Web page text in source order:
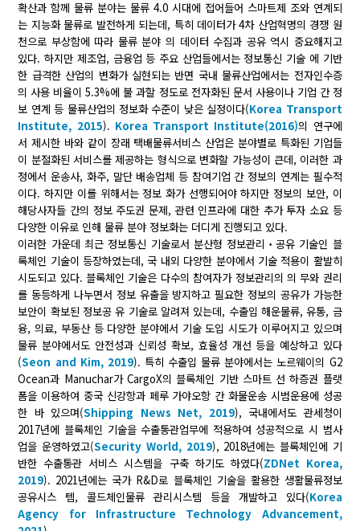
확산과 함께 물류 분야는 물류 4.0 시대에 접어들어 스마트제 조와 연계되
는 지능화 물류로 발전하게 되는데, 특히 데이터가 4차 산업혁명의 경쟁 원
천으로 부상함에 따라 물류 분야 의 데이터 수집과 공유 역시 중요해지고
있다. 하지만 제조업, 금융업 등 주요 산업들에서는 정보통신 기술 에 기반
한 급격한 산업의 변화가 실현되는 반면 국내 물류산업에서는 전자인수증
의 사용 비율이 5.3%에 불 과할 정도로 전자화된 문서 사용이나 기업 간 정
보 연계 등 물류산업의 정보화 수준이 낮은 실정이다(Korea Transport
Institute, 2015). Korea Transport Institute(2016)의 연구에
서 제시한 바와 같이 장래 택배물류서비스 산업은 분야별로 특화된 기업들
이 분절화된 서비스를 제공하는 형식으로 변화할 가능성이 큰데, 이러한 과
정에서 운송사, 화주, 말단 배송업체 등 참여기업 간 정보의 연계는 필수적
이다. 하지만 이를 위해서는 정보 화가 선행되어야 하지만 정보의 보안, 이
해당사자들 간의 정보 주도권 문제, 관련 인프라에 대한 추가 투자 소요 등
다양한 이유로 인해 물류 분야 정보화는 더디게 진행되고 있다.
이러한 가운데 최근 정보통신 기술로서 분산형 정보관리‧공유 기술인 블
록체인 기술이 등장하였는데, 국 내외 다양한 분야에서 기술 적용이 활발히
시도되고 있다. 블록체인 기술은 다수의 참여자가 정보관리의 의 무와 권리
를 동등하게 나누면서 정보 유출을 방지하고 필요한 정보의 공유가 가능한
보안이 확보된 정보공 유 기술로 알려져 있는데, 수출입 해운물류, 유통, 금
융, 의료, 부동산 등 다양한 분야에서 기술 도입 시도가 이루어지고 있으며
물류 분야에서도 안전성과 신뢰성 확보, 효율성 개선 등을 예상하고 있다
(Seon and Kim, 2019). 특히 수출입 물류 분야에서는 노르웨이의 G2
Ocean과 Manuchar가 CargoX의 블록체인 기반 스마트 선 하증권 플랫
폼을 이용하여 중국 신강항과 페루 가야오항 간 화물운송 시범운용에 성공
한 바 있으며(Shipping News Net, 2019), 국내에서도 관세청이
2017년에 블록체인 기술을 수출통관업무에 적용하여 성공적으로 시 범사
업을 운영하였고(Security World, 2019), 2018년에는 블록체인에 기
반한 수출통관 서비스 시스템을 구축 하기도 하였다(ZDNet Korea,
2019). 2021년에는 국가 R&D로 블록체인 기술을 활용한 생활물류정보
공유시스 템, 콜드체인물류 관리시스템 등을 개발하고 있다(Korea
Agency for Infrastructure Technology Advancement,